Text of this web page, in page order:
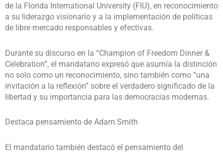
de la Florida International University (FIU), en reconocimiento
a su liderazgo visionario y a la implementación de políticas
de libre mercado responsables y efectivas.
Durante su discurso en la “Champion of Freedom Dinner &
Celebration”, el mandatario expresó que asumía la distinción
no solo como un reconocimiento, sino también como “una
invitación a la reflexión” sobre el verdadero significado de la
libertad y su importancia para las democracias modernas.
Destaca pensamiento de Adam Smith
El mandatario también destacó el pensamiento del